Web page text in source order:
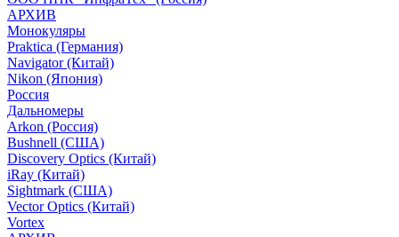
АРХИВ
Монокуляры
Praktica (Германия)
Navigator (Китай)
Nikon (Япония)
Россия
Дальномеры
Arkon (Россия)
Bushnell (США)
Discovery Optics (Китай)
iRay (Китай)
Sightmark (США)
Vector Optics (Китай)
Vortex